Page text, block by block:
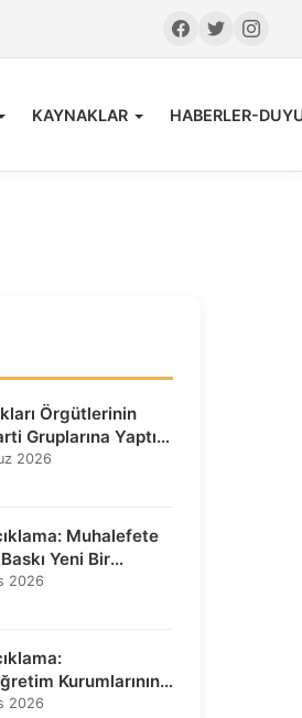
KAYNAKLAR HABERLER-
Örgütlerinin
Gruplarına Yaptığı
İlişkin
2026
Muhalefete
Yeni Bir
Geçti: Seçilmiş…
2026
Kurumlarının
İşlevi Kurucularının
2026